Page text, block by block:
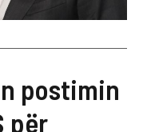
postimin
për